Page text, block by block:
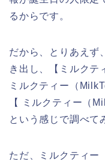
るからです。
だから、とりあえず
き出し、【ミルクテ
ミルクティー（
【 ミルクティー（
という感じで調べて
ただ、ミルクティー